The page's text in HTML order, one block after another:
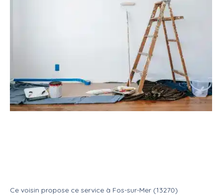
Peintre en batiment et decorateur
Ce voisin propose ce service à Fos-sur-Mer (13270)